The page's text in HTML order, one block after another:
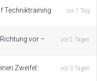
Techniktraining
vor 1 Tag
vor –
vor 2 Tagen
Zweifel:
vor 3 Tagen